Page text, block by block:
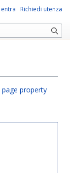
page property
entra Richiedi utenza